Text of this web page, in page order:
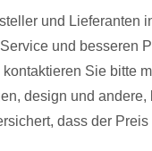
und Lieferanten
und besseren
Sie bitte
design und
dass der